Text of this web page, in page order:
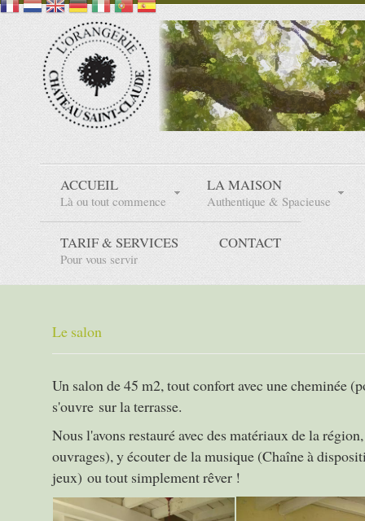
ACCUEIL
Là ou tout commence
LA MAISON
Authentique & Spacieuse
TARIF & SERVICES
Pour vous servir
CONTACT
Le salon
Un salon de 45 m2, tout confort avec une cheminée
s'ouvre sur la terrasse.
Nous l'avons restauré avec des matériaux de la
ouvrages), y écouter de la musique (Chaîne à
jeux) ou tout simplement rêver !